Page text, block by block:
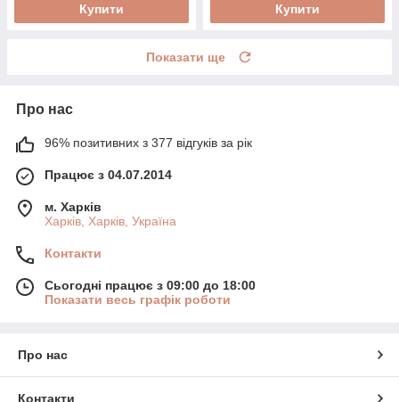
Купити Купити
Показати ще
Про нас
96% позитивних з 377 відгуків за рік
Працює з 04.07.2014
м. Харків
Харків, Харків, Україна
Контакти
Сьогодні працює з 09:00 до 18:00
Показати весь графік роботи
Про нас
Контакти